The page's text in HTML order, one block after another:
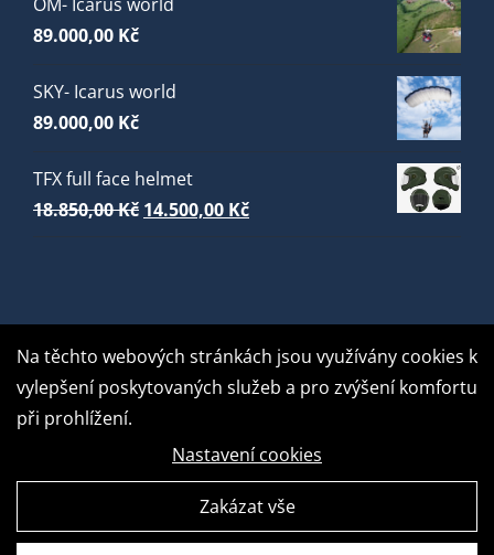
89.000,00 Kč
SKY- Icarus world
89.000,00 Kč
TFX full face helmet
18.850,00Kč Původní
14.500,00 KčAktuální
GDPR Ready
Na těchto webových stránkách jsou využívány cookies k
vylepšení poskytovaných služeb a pro zvýšení komfortu
při prohlížení.
Nastavení cookies
Zakázat vše